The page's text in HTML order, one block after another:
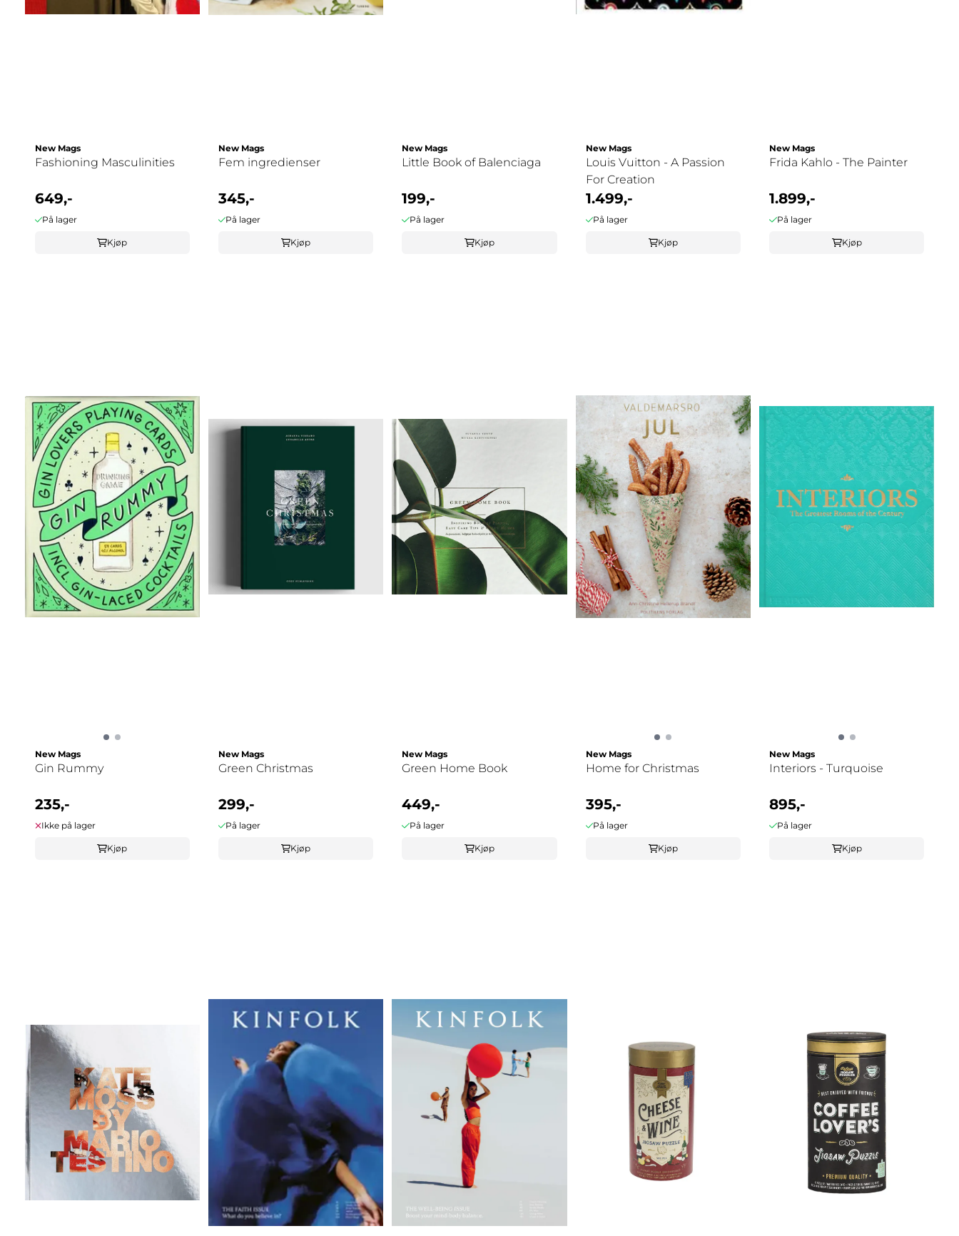
New Mags
Fashioning Masculinities
649,-
På lager
Kjøp
New Mags
Fem ingredienser
345,-
På lager
Kjøp
New Mags
Little Book of Balenciaga
199,-
På lager
Kjøp
New Mags
Louis Vuitton - A Passion
For Creation
1.499,-
På lager
Kjøp
New Mags
Frida Kahlo - The Painter
1.899,-
På lager
Kjøp
New Mags
Gin Rummy
235,-
Ikke på lager
Kjøp
New Mags
Green Christmas
299,-
På lager
Kjøp
New Mags
Green Home Book
449,-
På lager
Kjøp
New Mags
Home for Christmas
395,-
På lager
Kjøp
New Mags
Interiors - Turquoise
895,-
På lager
Kjøp